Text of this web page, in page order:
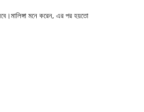
মনে করেন, এর পর হয়তো